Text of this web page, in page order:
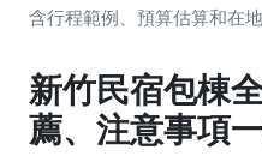
含行程範例、預算估算和在
新竹民宿包棟
薦、注意事項